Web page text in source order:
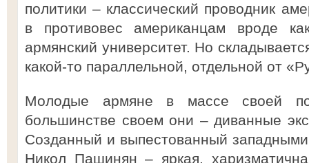
политики – классический проводник
в противовес американцам вроде
армянский университет. Но
какой-то параллельной, отдельной от
Молодые армяне в массе своей
большинстве своем они – диванные
Созданный и выпестованный
Никол Пашинян – яркая,